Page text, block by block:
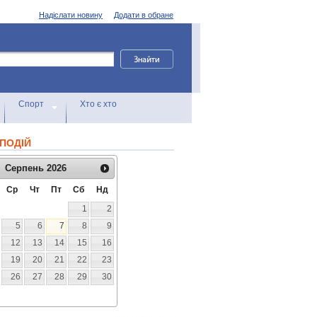
Додати в обране
Надіслати новину
Спорт Хто є хто
Серпень 2026
Ср Чт Пт Сб
Нд
1
2
5 6 7 8
9
12 13 14 15
16
19 20 21 22
23
26 27 28 29
30